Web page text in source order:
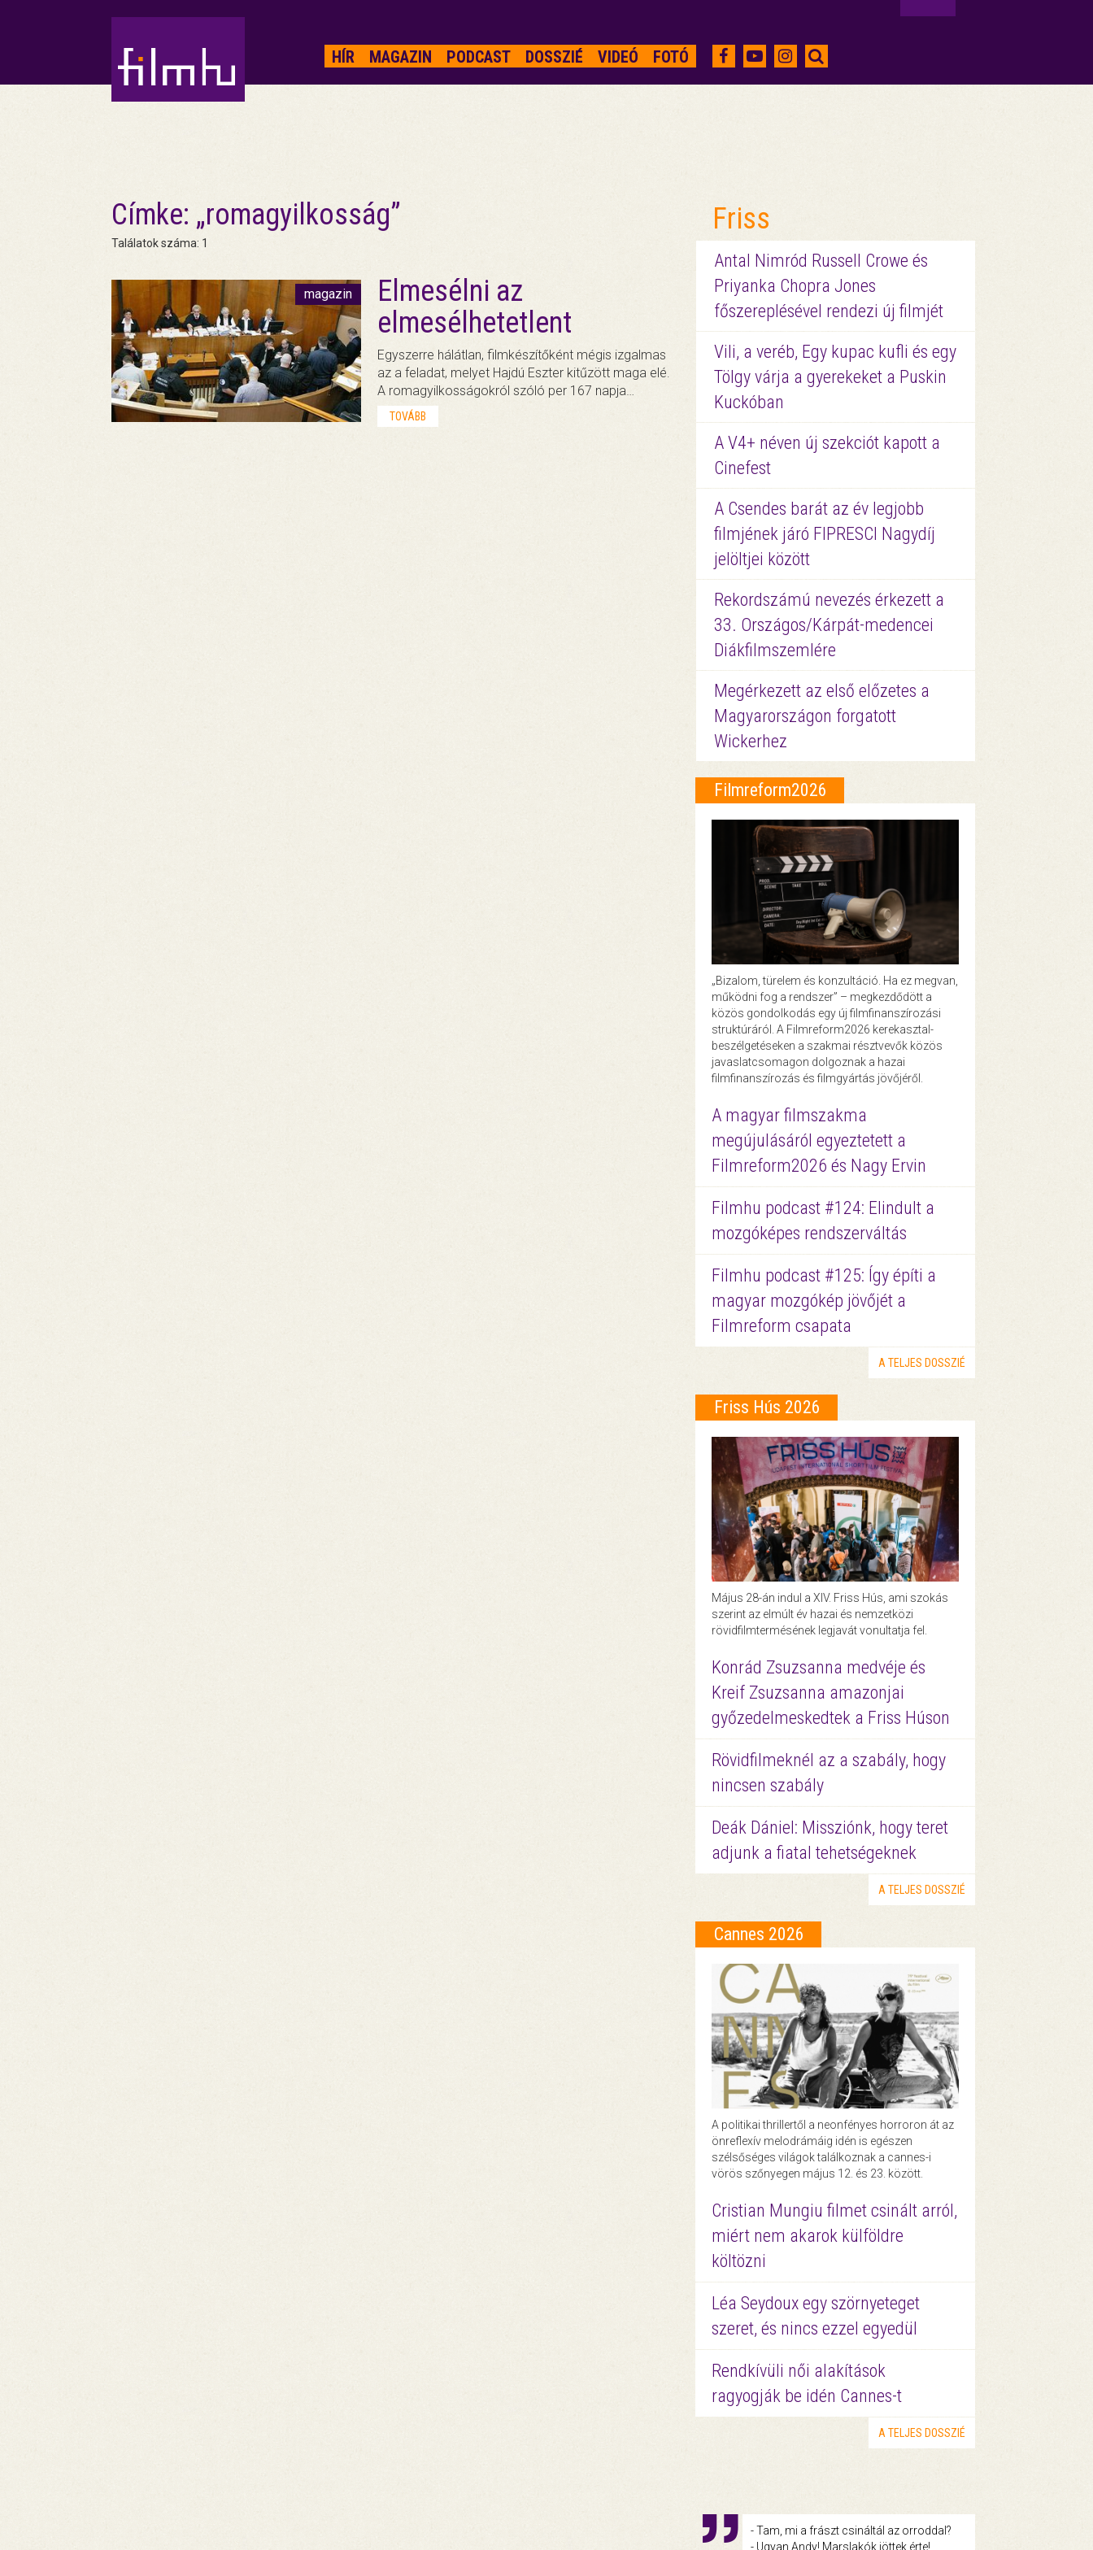
HÍR MAGAZIN PODCAST DOSSZIÉ VIDEÓ FOTÓ
Címke: „romagyilkosság”
Találatok száma: 1
magazin
Elmesélni az
elmesélhetetlent
Egyszerre hálátlan, filmkészítőként mégis izgalmas
az a feladat, melyet Hajdú Eszter kitűzött maga elé.
A romagyilkosságokról szóló per 167 napja…
TOVÁBB
Friss
Antal Nimród Russell Crowe és
Priyanka Chopra Jones
főszereplésével rendezi új filmjét
Vili, a veréb, Egy kupac kufli és egy
Tölgy várja a gyerekeket a Puskin
Kuckóban
A V4+ néven új szekciót kapott a
Cinefest
A Csendes barát az év legjobb
filmjének járó FIPRESCI Nagydíj
jelöltjei között
Rekordszámú nevezés érkezett a
33. Országos/Kárpát-medencei
Diákfilmszemlére
Megérkezett az első előzetes a
Magyarországon forgatott
Wickerhez
Filmreform2026
„Bizalom, türelem és konzultáció. Ha ez megvan,
működni fog a rendszer” – megkezdődött a
közös gondolkodás egy új filmfinanszírozási
struktúráról. A Filmreform2026 kerekasztal-
beszélgetéseken a szakmai résztvevők közös
javaslatcsomagon dolgoznak a hazai
filmfinanszírozás és filmgyártás jövőjéről.
A magyar filmszakma
megújulásáról egyeztetett a
Filmreform2026 és Nagy Ervin
Filmhu podcast #124: Elindult a
mozgóképes rendszerváltás
Filmhu podcast #125: Így építi a
magyar mozgókép jövőjét a
Filmreform csapata
A TELJES DOSSZIÉ
Friss Hús 2026
Május 28-án indul a XIV. Friss Hús, ami szokás
szerint az elmúlt év hazai és nemzetközi
rövidfilmtermésének legjavát vonultatja fel.
Konrád Zsuzsanna medvéje és
Kreif Zsuzsanna amazonjai
győzedelmeskedtek a Friss Húson
Rövidfilmeknél az a szabály, hogy
nincsen szabály
Deák Dániel: Missziónk, hogy teret
adjunk a fiatal tehetségeknek
A TELJES DOSSZIÉ
Cannes 2026
A politikai thrillertől a neonfényes horroron át az
önreflexív melodrámáig idén is egészen
szélsőséges világok találkoznak a cannes-i
vörös szőnyegen május 12. és 23. között.
Cristian Mungiu filmet csinált arról,
miért nem akarok külföldre
költözni
Léa Seydoux egy szörnyeteget
szeret, és nincs ezzel egyedül
Rendkívüli női alakítások
ragyogják be idén Cannes-t
A TELJES DOSSZIÉ
- Tam, mi a frászt csináltál az orroddal?
- Ugyan Andy! Marslakók jöttek érte!